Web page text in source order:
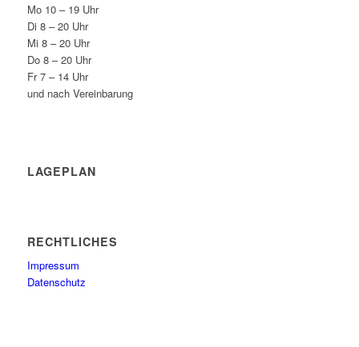
Mo 10 – 19 Uhr
Di 8 – 20 Uhr
Mi 8 – 20 Uhr
Do 8 – 20 Uhr
Fr 7 – 14 Uhr
und nach Vereinbarung
LAGEPLAN
RECHTLICHES
Impressum
Datenschutz